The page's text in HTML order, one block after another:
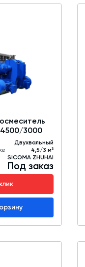
4500/3000
Двухвальный
4,5/3 м³
SICOMA ZHUHAI
Под заказ